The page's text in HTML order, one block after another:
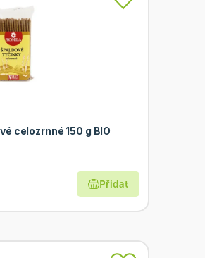
celozrnné 150 g BIO
Přidat